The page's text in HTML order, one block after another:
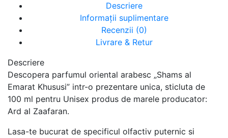
Descriere
Informații suplimentare
Recenzii (0)
Livrare & Retur
Descriere
Descopera parfumul oriental arabesc „Shams al
Emarat Khususi” intr-o prezentare unica, sticluta de
100 ml pentru Unisex produs de marele producator:
Ard al Zaafaran.
Lasa-te bucurat de specificul olfactiv puternic si